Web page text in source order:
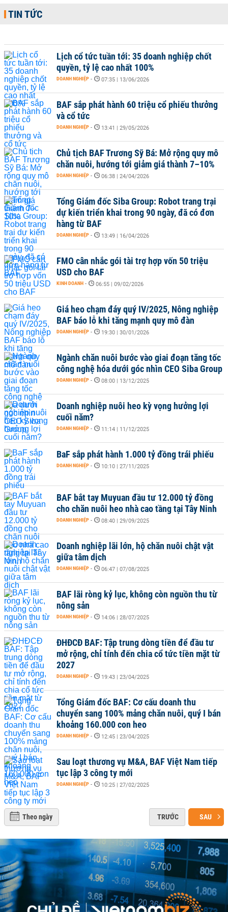
TIN TỨC
Lịch cổ tức tuần tới: 35 doanh nghiệp chốt
quyền, tỷ lệ cao nhất 100%
DOANH NGHIỆP - 07:35 | 13/06/2026
BAF sắp phát hành 60 triệu cổ phiếu thưởng
và cổ tức
DOANH NGHIỆP - 13:41 | 29/05/2026
Chủ tịch BAF Trương Sỹ Bá: Mở rộng quy mô
chăn nuôi, hướng tới giảm giá thành 7–10%
DOANH NGHIỆP - 06:38 | 24/04/2026
Tổng Giám đốc Siba Group: Robot trang trại
dự kiến triển khai trong 90 ngày, đã có đơn
hàng từ BAF
DOANH NGHIỆP - 13:49 | 16/04/2026
FMO cân nhắc gói tài trợ hợp vốn 50 triệu
USD cho BAF
KINH DOANH - 06:55 | 09/02/2026
Giá heo chạm đáy quý IV/2025, Nông nghiệp
BAF báo lỗ khi tăng mạnh quy mô đàn
DOANH NGHIỆP - 19:30 | 30/01/2026
Ngành chăn nuôi bước vào giai đoạn tăng tốc
công nghệ hóa dưới góc nhìn CEO Siba Group
DOANH NGHIỆP - 08:00 | 13/12/2025
Doanh nghiệp nuôi heo kỳ vọng hưởng lợi
cuối năm?
DOANH NGHIỆP - 11:14 | 11/12/2025
BaF sắp phát hành 1.000 tỷ đồng trái phiếu
DOANH NGHIỆP - 10:10 | 27/11/2025
BAF bắt tay Muyuan đầu tư 12.000 tỷ đồng
cho chăn nuôi heo nhà cao tầng tại Tây Ninh
DOANH NGHIỆP - 08:40 | 29/09/2025
Doanh nghiệp lãi lớn, hộ chăn nuôi chật vật
giữa tâm dịch
DOANH NGHIỆP - 06:47 | 07/08/2025
BAF lãi ròng kỷ lục, không còn nguồn thu từ
nông sản
DOANH NGHIỆP - 14:06 | 28/07/2025
ĐHĐCĐ BAF: Tập trung dòng tiền để đầu tư
mở rộng, chỉ tính đến chia cổ tức tiền mặt từ
2027
DOANH NGHIỆP - 19:43 | 23/04/2025
Tổng Giám đốc BAF: Cơ cấu doanh thu
chuyển sang 100% mảng chăn nuôi, quý I bán
khoảng 160.000 con heo
DOANH NGHIỆP - 12:45 | 23/04/2025
Sau loạt thương vụ M&A, BAF Việt Nam tiếp
tục lập 3 công ty mới
DOANH NGHIỆP - 10:25 | 27/02/2025
Theo ngày TRƯỚC SAU